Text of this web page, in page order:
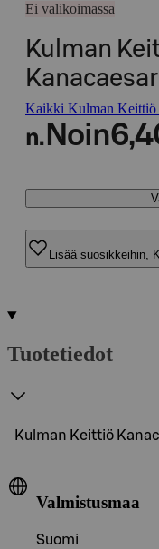
Ei valikoimassa
Kulman
Kaikki Kulman Keittiö
n. Noin
Lisää suosikkeihin,
Tuotetiedot
Kulman Keittiö
Valmistusmaa
Suomi